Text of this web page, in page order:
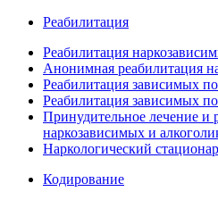
Реабилитация
Реабилитация
Анонимная реабилитация
Реабилитация зависимых
Реабилитация зависимых
Принудительное лечение и
наркозависимых и
Наркологический стационар
Кодирование